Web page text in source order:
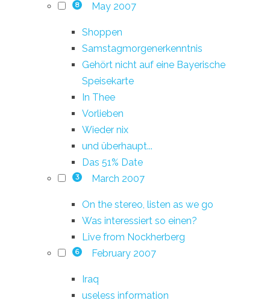
8 May 2007
Shoppen
Samstagmorgenerkenntnis
Gehört nicht auf eine Bayerische
Speisekarte
In Thee
Vorlieben
Wieder nix
und überhaupt...
Das 51% Date
3 March 2007
On the stereo, listen as we go
Was interessiert so einen?
Live from Nockherberg
6 February 2007
Iraq
useless information